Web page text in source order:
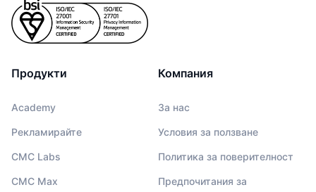
Продукти
Academy
Рекламирайте
CMC Labs
CMC Max
Компания
За нас
Условия за ползване
Политика за поверителност
Предпочитания за